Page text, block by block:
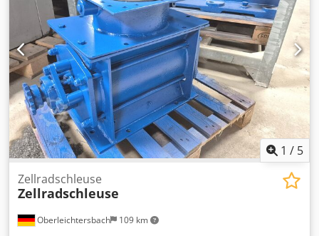
1 / 5
Oberleichtersbach 109 km
Zellradschleuse
Zellradschleuse